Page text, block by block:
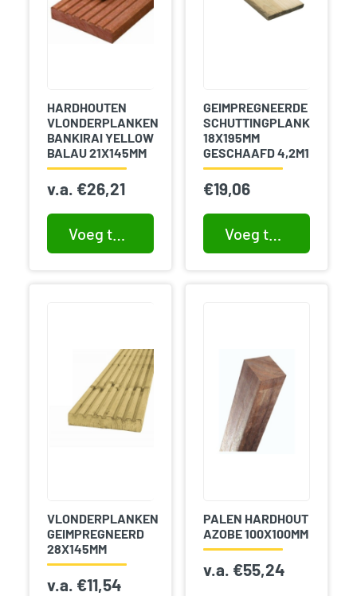
HARDHOUTEN
VLONDERPLANKEN
BANKIRAI YELLOW
BALAU 21X145MM
v.a. €26,21
GEIMPREGNEERDE
SCHUTTINGPLANK
18X195MM
GESCHAAFD 4,2M1
€19,06
VLONDERPLANKEN
GEIMPREGNEERD
28X145MM
v.a. €11,54
PALEN HARDHOUT
AZOBE 100X100MM
v.a. €55,24